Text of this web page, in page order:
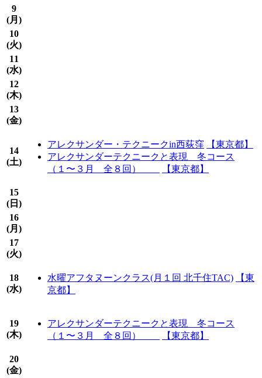
9
(月 )
10
(火)
11
(水)
12
(木)
13
(金)
14
(土)
アレクサンダー・テクニークin西荻窪
【東京都】
アレクサンダーテクニークと表現 冬コース
（１〜３月 全８回）
【東京都】
15
( 日 )
16
(月 )
17
(火)
18
(水)
水曜アフタヌーンクラス(月１回 北千住TAC)
【東
京都】
19
(木)
アレクサンダーテクニークと表現 冬コース
（１〜３月 全８回）
【東京都】
20
(金)